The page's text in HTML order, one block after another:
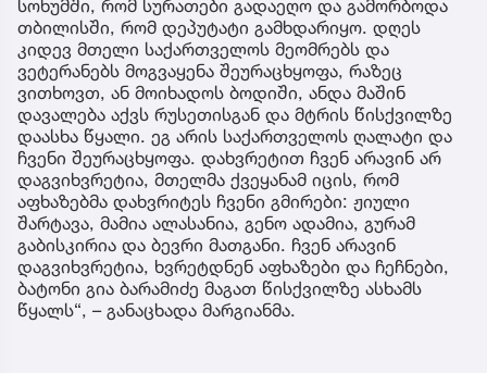
სოხუმში, რომ სურათები გადაეღო და გამორბოდა
თბილისში, რომ დეპუტატი გამხდარიყო. დღეს
კიდევ მთელი საქართველოს მეომრებს და
ვეტერანებს მოგვაყენა შეურაცხყოფა, რაზეც
ვითხოვთ, ან მოიხადოს ბოდიში, ანდა მაშინ
დავალება აქვს რუსეთისგან და მტრის წისქვილზე
დაასხა წყალი. ეგ არის საქართველოს ღალატი და
ჩვენი შეურაცხყოფა. დახვრეტით ჩვენ არავინ არ
დაგვიხვრეტია, მთელმა ქვეყანამ იცის, რომ
აფხაზებმა დახვრიტეს ჩვენი გმირები: ჟიული
შარტავა, მამია ალასანია, გენო ადამია, გურამ
გაბისკირია და ბევრი მათგანი. ჩვენ არავინ
დაგვიხვრეტია, ხვრეტდნენ აფხაზები და ჩეჩნები,
ბატონი გია ბარამიძე მაგათ წისქვილზე ასხამს
წყალს“, – განაცხადა მარგიანმა.